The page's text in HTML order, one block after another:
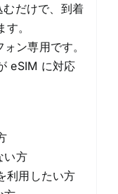
むだけで、到着
。
ン専用です。
eSIM に対応
い方
利用したい方